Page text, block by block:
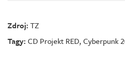
Zdroj:TZ
Tagy:CD Projekt RED,Cyberpunk